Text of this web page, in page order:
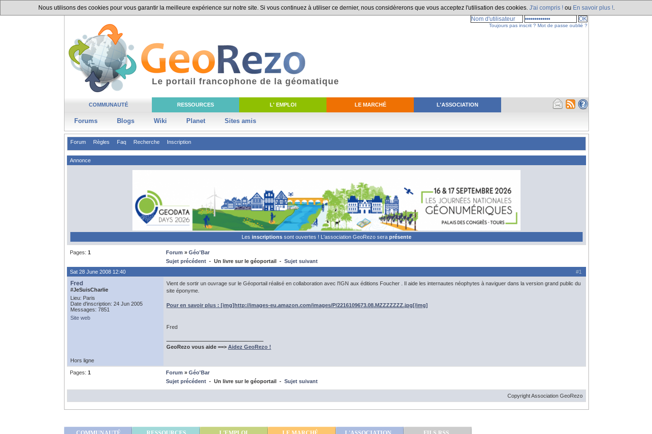
Nous utilisons des cookies pour vous garantir la meilleure expérience sur notre site. Si vous continuez à utiliser ce dernier, nous considèrerons que vous acceptez l'utilisation des cookies. J'ai compris ! ou En savoir plus !
COMMUNAUTÉ RESSOURCES L' EMPLOI LE MARCHÉ L'ASSOCIATION
Forums Blogs Wiki Planet Sites amis
Le portail francophone de la géomatique
Toujours pas inscrit ? Mot de passe oublié ?
Forum Règles Faq Recherche Inscription
Annonce
Les inscriptions sont ouvertes ! L'association GeoRezo sera présente
Pages: 1 Forum » Géo'Bar
Sujet précédent - Un livre sur le géoportail - Sujet suivant
#1
Sat 28 June 2008 12:40
Fred
#JeSuisCharlie
Lieu: Paris
Date d'inscription: 24 Jun 2005
Messages: 7851
Site web
Vient de sortir un ouvrage sur le Géoportail réalisé en collaboration avec l'IGN aux éditions Foucher . Il aide les internautes néophytes à naviguer dans la version grand public du
site éponyme.
Pour en savoir plus : [img]http://images-eu.amazon.com/images/P/2216109673.08.MZZZZZZZ.jpg[/img]
Fred
GeoRezo vous aide ==> Aidez GeoRezo !
Hors ligne
Pages: 1 Forum » Géo'Bar
Sujet précédent - Un livre sur le géoportail - Sujet suivant
Copyright Association GeoRezo